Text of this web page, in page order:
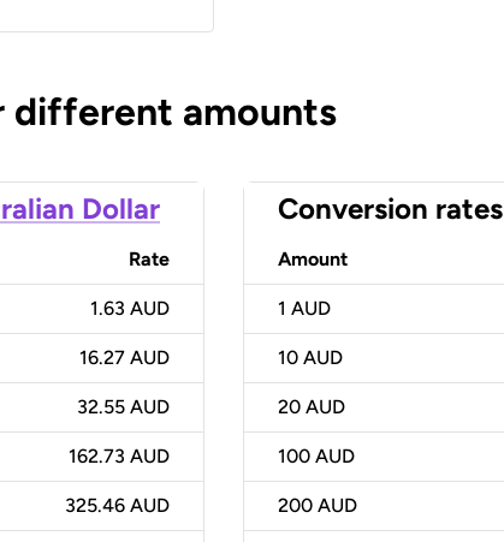
different amounts
Dollar
Rate
1.63 AUD
16.27 AUD
32.55 AUD
162.73 AUD
325.46 AUD
Conversion rates
Amount
1 AUD
10 AUD
20 AUD
100 AUD
200 AUD